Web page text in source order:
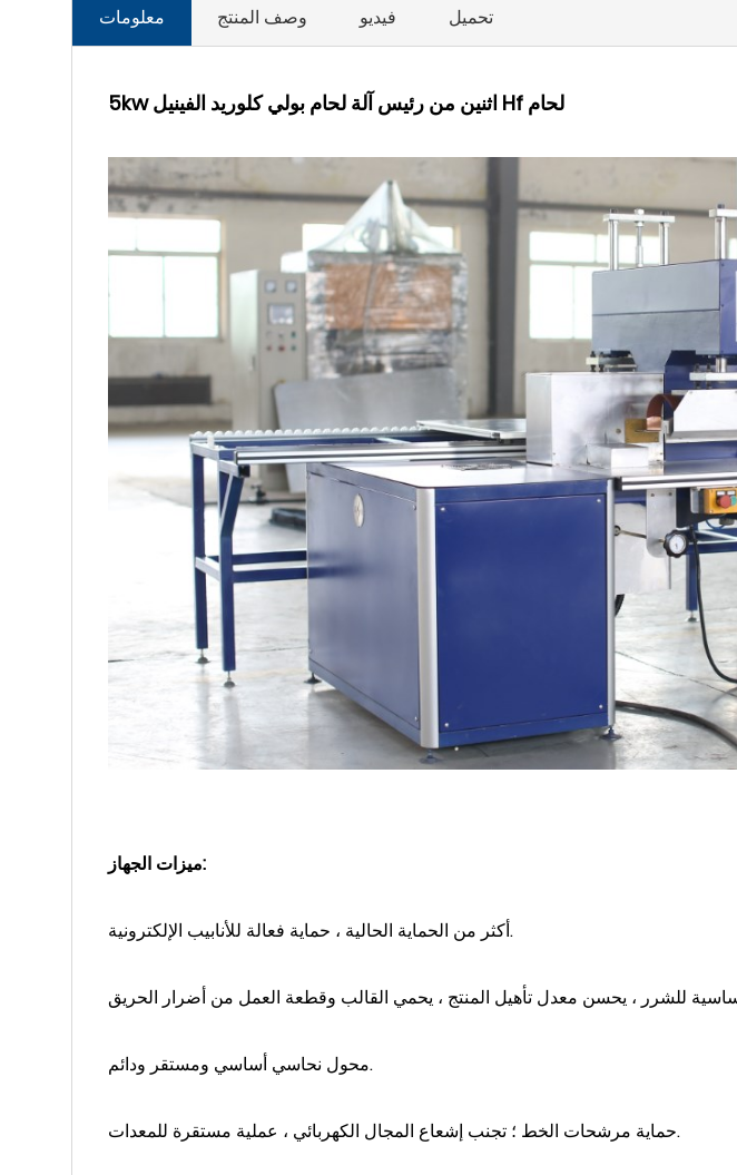
معلومات وصف المنتج فيديو تحميل
5kw اثنين من رئيس آلة لحام بولي كلوريد الفينيل Hf لحام
ميزات الجهاز:
أكثر من الحماية الحالية ، حماية فعالة للأنابيب الإلكترونية.
محول نحاسي أساسي ومستقر ودائم.
حماية مرشحات الخط ؛ تجنب إشعاع المجال الكهربائي ، عملية مستقرة للمعدات.